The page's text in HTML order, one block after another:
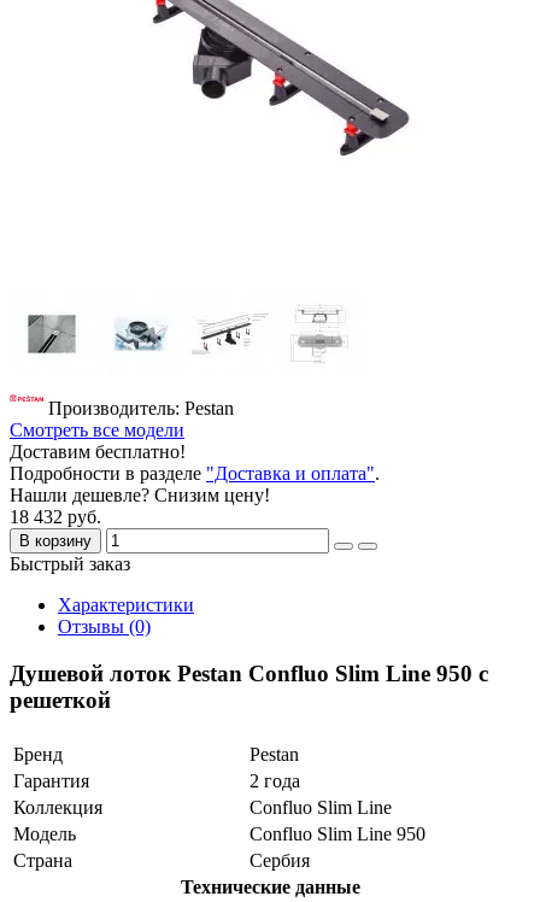
Производитель: Pestan
Смотреть все модели
Доставим бесплатно!
Подробности в разделе "Доставка и оплата".
Нашли дешевле? Снизим цену!
18 432 руб.
В корзину
Быстрый заказ
Характеристики
Отзывы (0)
Душевой лоток Pestan Confluo Slim Line 950 с
решеткой
Бренд
Pestan
Гарантия
2 года
Коллекция
Confluo Slim Line
Модель
Confluo Slim Line 950
Страна
Сербия
Технические данные